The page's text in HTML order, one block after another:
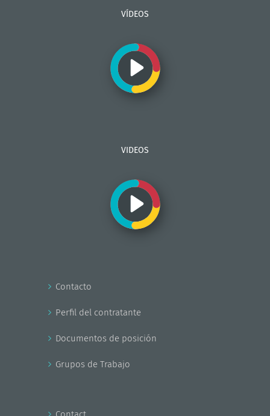
VÍDEOS
VIDEOS
Contacto
Perfil del contratante
Documentos de posición
Grupos de Trabajo